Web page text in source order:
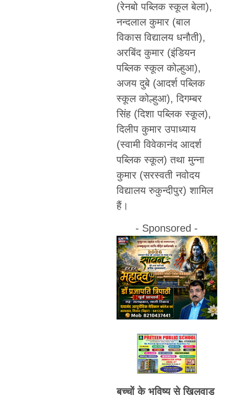
(रेनबो पब्लिक स्कूल बेला),
नन्दलाल कुमार (बाल
विकास विद्यालय धनौती),
अरबिंद कुमार (इंडियन
पब्लिक स्कूल कोल्हुआ),
अजय दुबे (आदर्श पब्लिक
स्कूल कोल्हुआ), दिगम्बर
सिंह (दिशा पब्लिक स्कूल),
दिलीप कुमार उपाध्याय
(स्वामी विवेकानंद आदर्श
पब्लिक स्कूल) तथा मुन्ना
कुमार (सरस्वती नवोदय
विद्यालय रुकुन्दीपुर) शामिल
हैं।
- Sponsored -
बच्चों के भविष्य से खिलवाड़